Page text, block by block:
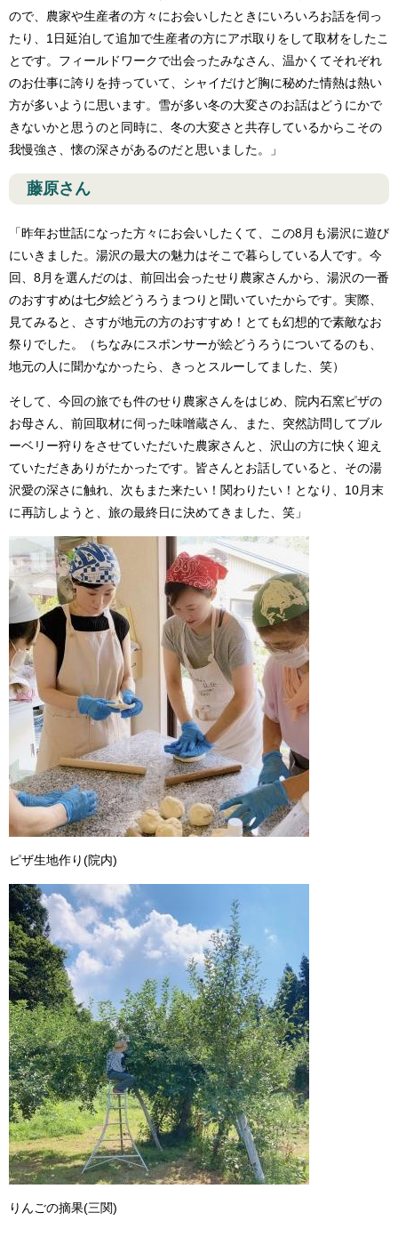
ので、農家や生産者の方々にお会いしたときにいろいろお話を伺っ
たり、1日延泊して追加で生産者の方にアポ取りをして取材をしたこ
とです。フィールドワークで出会ったみなさん、温かくてそれぞれ
のお仕事に誇りを持っていて、シャイだけど胸に秘めた情熱は熱い
方が多いように思います。雪が多い冬の大変さのお話はどうにかで
きないかと思うのと同時に、冬の大変さと共存しているからこその
我慢強さ、懐の深さがあるのだと思いました。」
藤原さん
「昨年お世話になった方々にお会いしたくて、この8月も湯沢に遊び
にいきました。湯沢の最大の魅力はそこで暮らしている人です。今
回、8月を選んだのは、前回出会ったせり農家さんから、湯沢の一番
のおすすめは七夕絵どうろうまつりと聞いていたからです。実際、
見てみると、さすが地元の方のおすすめ！とても幻想的で素敵なお
祭りでした。（ちなみにスポンサーが絵どうろうについてるのも、
地元の人に聞かなかったら、きっとスルーしてました、笑）
そして、今回の旅でも件のせり農家さんをはじめ、院内石窯ピザの
お母さん、前回取材に伺った味噌蔵さん、また、突然訪問してブル
ーベリー狩りをさせていただいた農家さんと、沢山の方に快く迎え
ていただきありがたかったです。皆さんとお話していると、その湯
沢愛の深さに触れ、次もまた来たい！関わりたい！となり、10月末
に再訪しようと、旅の最終日に決めてきました、笑」
ピザ生地作り(院内)
りんごの摘果(三関)